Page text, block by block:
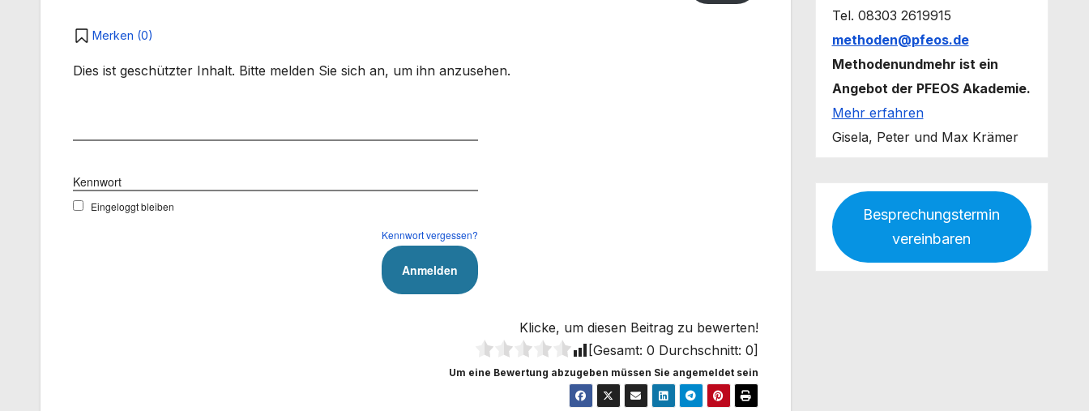
Merken (0)
Dies ist geschützter Inhalt. Bitte melden Sie sich an, um ihn anzusehen.
Kennwort
Eingeloggt bleiben
Kennwort vergessen?
Klicke, um diesen Beitrag zu bewerten!
[Gesamt: 0 Durchschnitt: 0]
Um eine Bewertung abzugeben müssen Sie angemeldet sein
Tel. 08303 2619915
methoden@pfeos.de
Methodenundmehr ist ein
Angebot der PFEOS Akademie.
Mehr erfahren
Gisela, Peter und Max Krämer
Besprechungstermin
vereinbaren